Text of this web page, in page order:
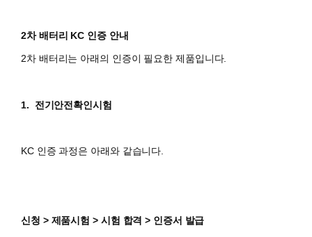
2차 배터리 KC 인증 안내
2차 배터리는 아래의 인증이 필요한 제품입니다.
1. 전기안전확인시험
KC 인증 과정은 아래와 같습니다.
신청 > 제품시험 > 시험 합격 > 인증서 발급